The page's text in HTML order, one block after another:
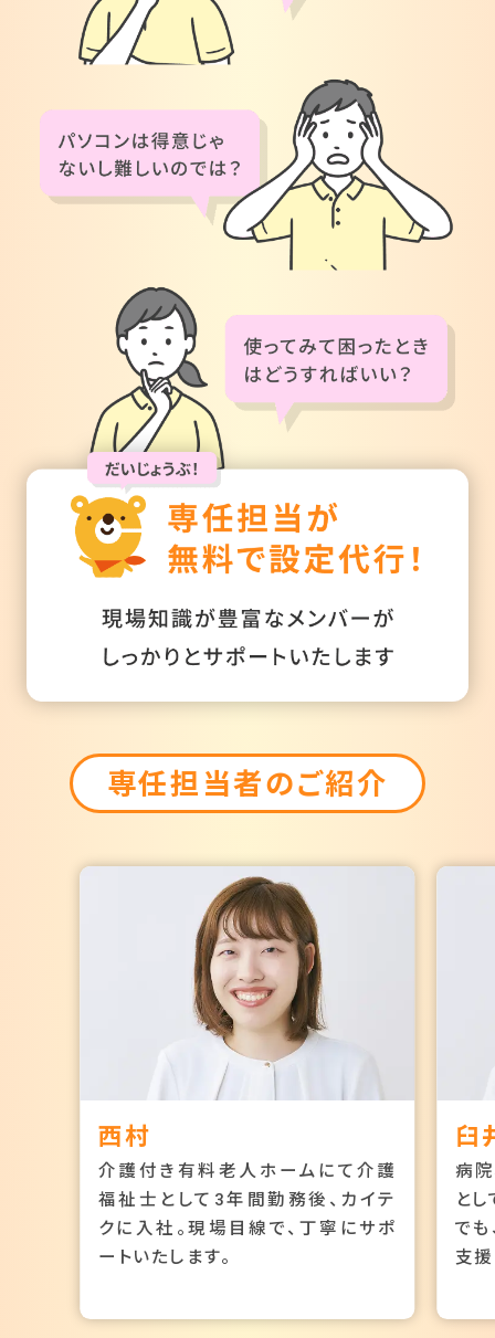
専任担当者のご紹介
西村
介護付き有料老人ホームにて介護
福祉士として3年間勤務後、カイテ
クに入社。現場目線で、丁寧にサポ
ートいたします。
臼
病
と
でも
支援